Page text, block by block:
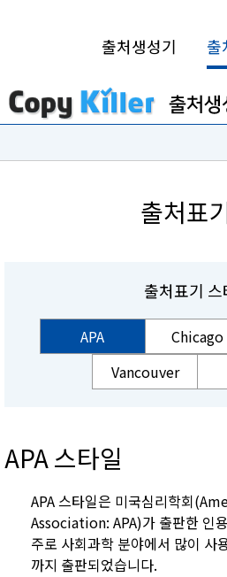
출처생성기 출
출처표
출처표기 스
APA Chicago
Vancouver
APA 스타일
APA 스타일은 미국심리학회
Association: APA)가 출판한 인
주로 사회과학 분야에서 많이 사
까지 출판되었습니다.